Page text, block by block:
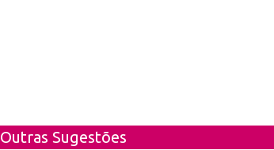
Outras Sugestões